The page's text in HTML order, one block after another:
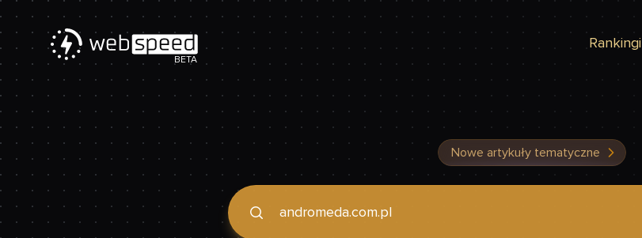
BETA
Rankingi
Nowe artykuły tematyczne
Podaj domenę, by sprawdzić, czy Twoja strona jest szybka